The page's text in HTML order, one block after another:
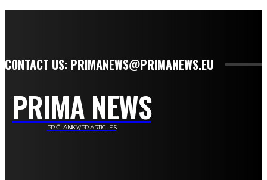
CONTACT US: PRIMANEWS@PRIMANEWS.EU
PRIMA NEWS
PR ČLÁNKY/PR ARTICLES